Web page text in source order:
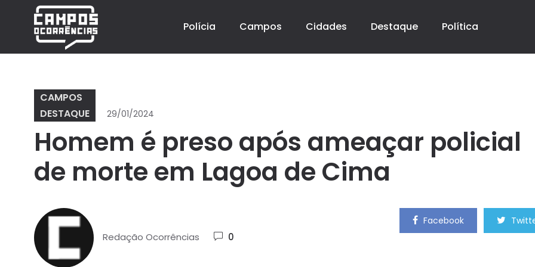
Polícia Campos Cidades Destaque Política
CAMPOS
DESTAQUE
29/01/2024
Homem é preso após ameaçar policial
de morte em Lagoa de Cima
Redação Ocorrências 0
Facebook